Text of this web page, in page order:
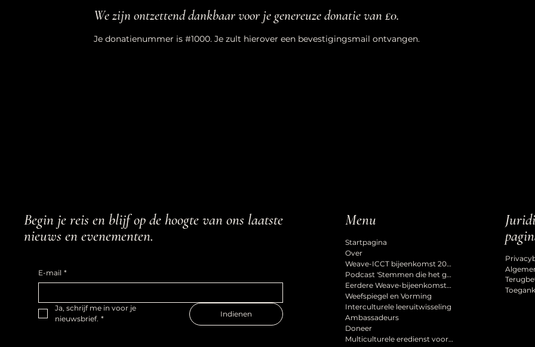
We zijn ontzettend dankbaar voor je genereuze donatie van £0.
Je donatienummer is #1000. Je zult hierover een bevestigingsmail ontvangen.
Begin je reis en blijf op de hoogte van ons laatste
nieuws en evenementen.
E-mail *
Ja, schrijf me in voor je
nieuwsbrief. *
Indienen
Menu
Startpagina
Over
Weave-ICCT bijeenkomst 2027
Podcast 'Stemmen die het gevoel van erbij horen vormgeven'
Eerdere Weave-bijeenkomsten
Weefspiegel en Vorming
Interculturele leeruitwisseling
Ambassadeurs
Doneer
Multiculturele eredienst voor de Hemelvaart